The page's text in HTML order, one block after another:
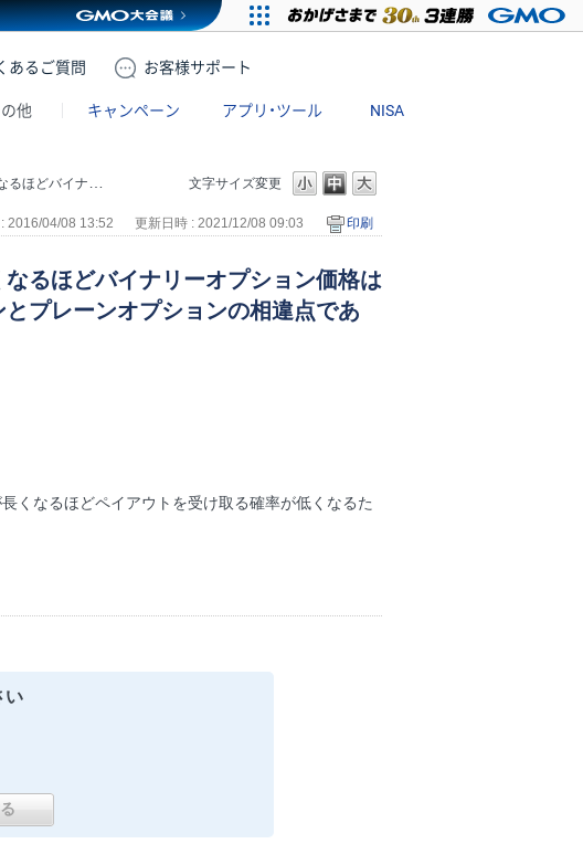
ある ご質問 お客様サポート
他 キャンペーン アプリ・ツール NISA
文字サイズ変更
とプレーンオプションの相違点である。
2016/04/08 13:52 更新日時 : 2021/12/08 09:03 印刷
るほどバイナリーオプション価格は
プレーンオプションの相違点であ
くなるほどペイアウトを受け取る確率が低くなるた
い